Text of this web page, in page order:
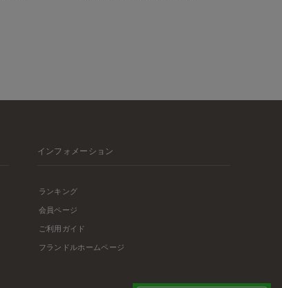
インフォメーション
ランキング
会員ページ
ご利用ガイド
フランドルホームページ